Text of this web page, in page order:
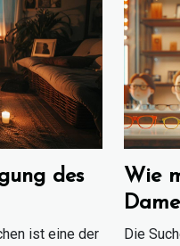
des
ist eine der
Wie
Die